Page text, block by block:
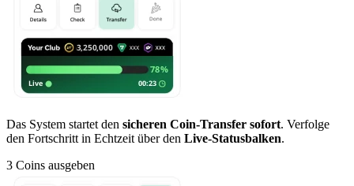
Das System startet den sicheren Coin-Transfer sofort. Verfolge
den Fortschritt in Echtzeit über den Live-Statusbalken.
3 Coins ausgeben